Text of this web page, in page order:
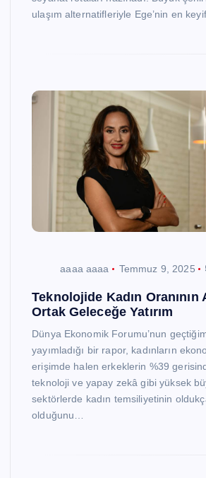
ulaşım alternatifleriyle Ege’nin en
aaaa aaaa Temmuz 9, 2025
Teknolojide Kadın Oranının
Ortak Geleceğe Yatırım
Dünya Ekonomik Forumu’nun
yayımladığı bir rapor, kadınların
erişimde halen erkeklerin %39
teknoloji ve yapay zekâ gibi yüksek
sektörlerde kadın temsiliyetinin
olduğunu…